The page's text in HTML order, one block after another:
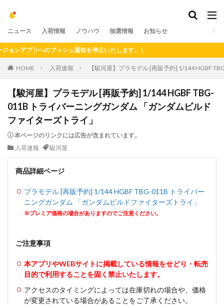
ニュース 入荷情報 ノウハウ 抽選情報 お知らせ
プリへのプッシュ通知を停止いたします。）
HOME 入荷速報 【駿河屋】プラモデル [再販予約] 1/144 HGBF
【駿河屋】プラモデル [再販予約] 1/144 HGBF TBG-
011B トライバーニングガンダム 「ガンダムビルド
ファイターズトライ」
本ページのリンクには広告が含まれています。
入荷速報
駿河屋
商品詳細ページ
プラモデル [再販予約] 1/144 HGBF TBG-011B トライバー
ニングガンダム 「ガンダムビルドファイターズトライ」
※プレミア価格の場合がありますのでご注意ください。
ご注意事項
本アプリやWEBサイトに掲載している情報をせどり・転売
目的で利用することを固く禁止いたします。
アクセスのタイミングによっては在庫切れの場合や、価格
が変更されている場合があることをご了承ください。